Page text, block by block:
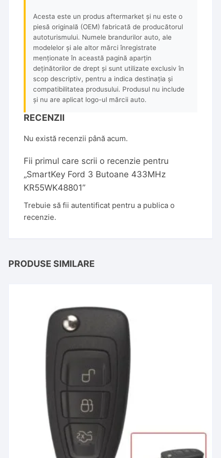
Acesta este un produs aftermarket și nu este o
piesă originală (OEM) fabricată de producătorul
autoturismului. Numele brandurilor auto, ale
modelelor și ale altor mărci înregistrate
menționate în această pagină aparțin
deținătorilor de drept și sunt utilizate exclusiv în
scop descriptiv, pentru a indica destinația și
compatibilitatea produsului. Produsul nu include
și nu are aplicat logo-ul mărcii auto.
RECENZII
Nu există recenzii până acum.
Fii primul care scrii o recenzie pentru
„SmartKey Ford 3 Butoane 433MHz
KR55WK48801”
Trebuie să fiiautentificat pentru a publica o
recenzie.
PRODUSE SIMILARE